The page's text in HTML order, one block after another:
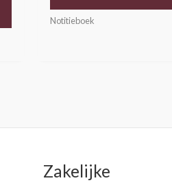
Notitieboek
Zakelijke